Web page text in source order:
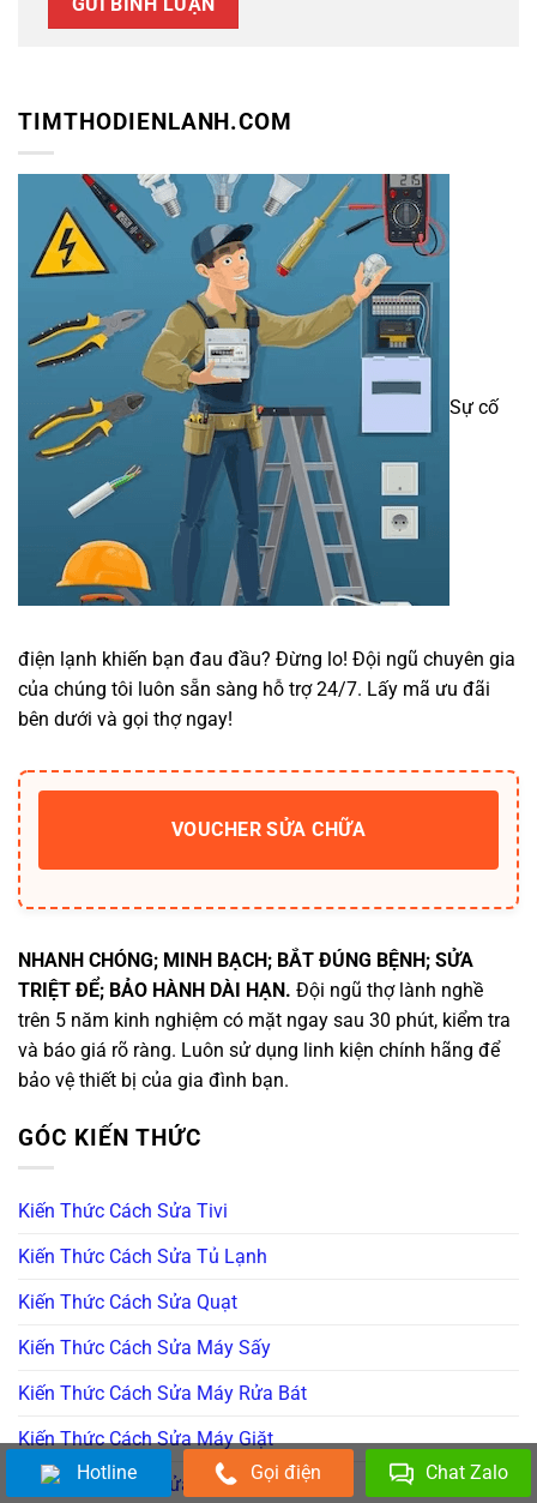
TIMTHODIENLANH.COM
Sự cố
điện lạnh khiến bạn đau đầu? Đừng lo! Đội ngũ chuyên gia
của chúng tôi luôn sẵn sàng hỗ trợ 24/7. Lấy mã ưu đãi
bên dưới và gọi thợ ngay!
VOUCHER SỬA CHỮA
NHANH CHÓNG; MINH BẠCH; BẮT ĐÚNG BỆNH; SỬA
TRIỆT ĐỂ; BẢO HÀNH DÀI HẠN. Đội ngũ thợ lành nghề
trên 5 năm kinh nghiệm có mặt ngay sau 30 phút, kiểm tra
và báo giá rõ ràng. Luôn sử dụng linh kiện chính hãng để
bảo vệ thiết bị của gia đình bạn.
GÓC KIẾN THỨC
Kiến Thức Cách Sửa Tivi
Kiến Thức Cách Sửa Tủ Lạnh
Kiến Thức Cách Sửa Quạt
Kiến Thức Cách Sửa Máy Sấy
Kiến Thức Cách Sửa Máy Rửa Bát
Kiến Thức Cách Sửa Máy Giặt
Kiến Thức Cách Sửa Nóng Lạnh
Hotline Gọi điện Chat Zalo